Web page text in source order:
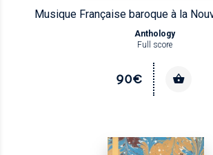
Musique Française baroque à la
Anthology
Full score
90€